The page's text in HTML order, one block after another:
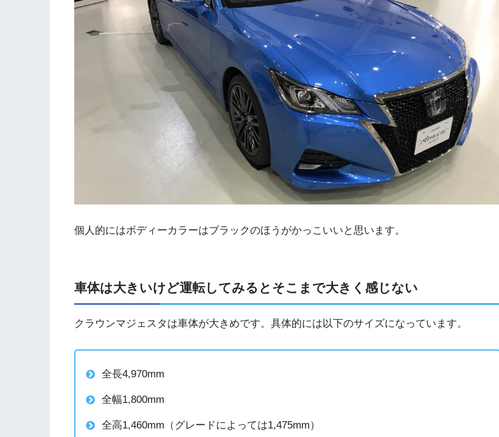
個人的にはボディーカラーはブラックのほうがかっこいいと思います。
車体は大きいけど運転してみるとそこまで大きく感じない
クラウンマジェスタは車体が大きめです。具体的には以下のサイズになっています。
全長4,970mm
全幅1,800mm
全高1,460mm（グレードによっては1,475mm）